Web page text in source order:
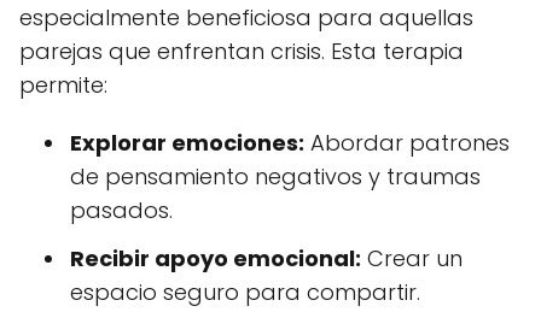
especialmente beneficiosa para aquellas
parejas que enfrentan crisis. Esta terapia
permite:
Explorar emociones: Abordar patrones
de pensamiento negativos y traumas
pasados.
Recibir apoyo emocional: Crear un
espacio seguro para compartir.